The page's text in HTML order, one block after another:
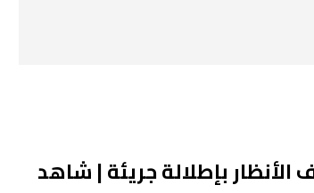
بإطلالة جريئة | شاهد